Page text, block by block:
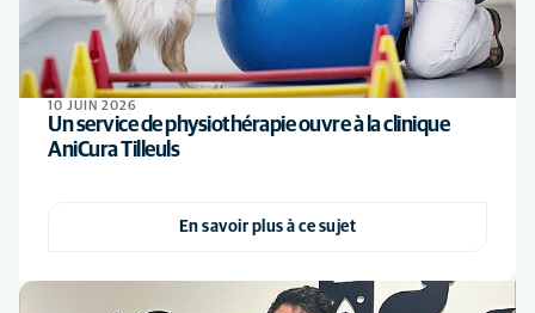
10 JUIN 2026
Un service de physiothérapie ouvre à la clinique
AniCura Tilleuls
En savoir plus à ce sujet